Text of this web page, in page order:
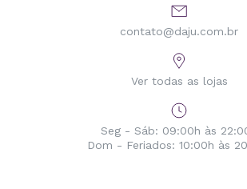
contato@daju.com.br
Ver todas as lojas
Seg - Sáb: 09:00h às
Dom - Feriados: 10:00h às